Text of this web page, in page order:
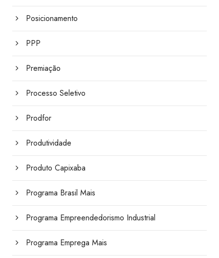
Posicionamento
PPP
Premiação
Processo Seletivo
Prodfor
Produtividade
Produto Capixaba
Programa Brasil Mais
Programa Empreendedorismo Industrial
Programa Emprega Mais